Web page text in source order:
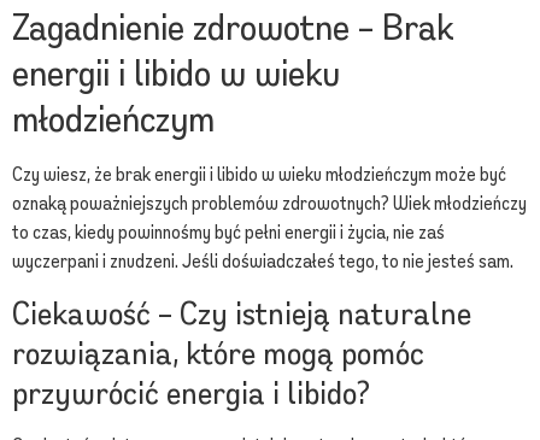
Zagadnienie zdrowotne – Brak
energii i libido w wieku
młodzieńczym
Czy wiesz, że brak energii i libido w wieku młodzieńczym może być
oznaką poważniejszych problemów zdrowotnych? Wiek młodzieńczy
to czas, kiedy powinnośmy być pełni energii i życia, nie zaś
wyczerpani i znudzeni. Jeśli doświadczałeś tego, to nie jesteś sam.
Ciekawość – Czy istnieją naturalne
rozwiązania, które mogą pomóc
przywrócić energia i libido?